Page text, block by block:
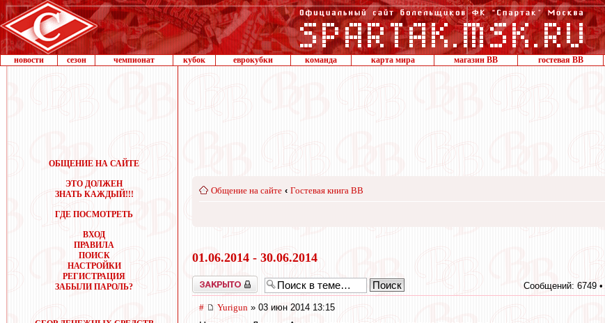
новости сезон чемпионат кубок еврокубки команда карта мира магазин ВВ гостевая ВВ
ОБЩЕНИЕ НА САЙТЕ
ЭТО ДОЛЖЕН
ЗНАТЬ КАЖДЫЙ!!!
ГДЕ ПОСМОТРЕТЬ
ВХОД
ПРАВИЛА
ПОИСК
НАСТРОЙКИ
РЕГИСТРАЦИЯ
ЗАБЫЛИ ПАРОЛЬ?
Общение на сайте ‹ Гостевая книга ВВ
01.06.2014 - 30.06.2014
Закрыто Сообщений: 6749 •
# Yurigun » 03 июн 2014 13:15